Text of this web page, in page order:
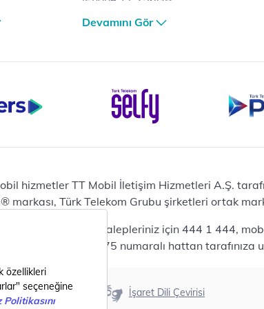
iPhone 17 Air 256GB
Casper Nirvana C370
Notebook
Ev Telefonu
Panasonic TGB610
Modem ve Wi-Fi
Zyxel DX3300 Wi-Fi 6
Premium VDSL Modem
Samsung Buds2 Pro
Samsung Galaxy Watch 6
Devamını Gör
hizmetler TT Mobil İletişim Hizmetleri A.Ş.
markası, Türk Telekom Grubu şirketleri ortak
mobil bireysel talepleriniz için 444 1 444,
için 444 0375 numaralı hattan tarafınıza
Erişilebilirlik İşaret Dili Çevirisi